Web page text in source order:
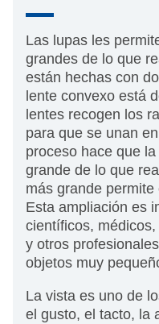
Las lupas les
grandes de lo que
están hechas con
lente convexo está
lentes recogen los
para que se unan
proceso hace que
grande de lo que
más grande
Esta ampliación es
científicos,
y otros
objetos muy
La vista es uno de
el gusto, el tacto, la